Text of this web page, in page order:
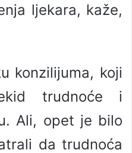
ljekara, kaže,
konzilijuma, koji
trudnoće i
Ali, opet je bilo
da trudnoća